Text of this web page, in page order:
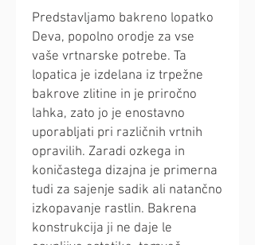
Predstavljamo bakreno lopatko
Deva, popolno orodje za vse
vaše vrtnarske potrebe. Ta
lopatica je izdelana iz trpežne
bakrove zlitine in je priročno
lahka, zato jo je enostavno
uporabljati pri različnih vrtnih
opravilih. Zaradi ozkega in
koničastega dizajna je primerna
tudi za sajenje sadik ali natančno
izkopavanje rastlin. Bakrena
konstrukcija ji ne daje le